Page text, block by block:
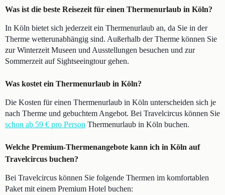
Was ist die beste Reisezeit für einen Thermenurlaub in Köln?
In Köln bietet sich jederzeit ein Thermenurlaub an, da Sie in der
Therme wetterunabhängig sind. Außerhalb der Therme können Sie
zur Winterzeit Museen und Ausstellungen besuchen und zur
Sommerzeit auf Sightseeingtour gehen.
Was kostet ein Thermenurlaub in Köln?
Die Kosten für einen Thermenurlaub in Köln unterscheiden sich je
nach Therme und gebuchtem Angebot. Bei Travelcircus können Sie
schon ab 59 € pro Person Thermenurlaub in Köln buchen.
Welche Premium-Thermenangebote kann ich in Köln auf
Travelcircus buchen?
Bei Travelcircus können Sie folgende Thermen im komfortablen
Paket mit einem Premium Hotel buchen: